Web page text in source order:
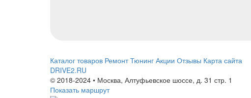
Каталог товаров Ремонт Тюнинг Акции Отзывы Карта сайта
DRIVE2.RU
© 2018-2024 • Москва, Алтуфьевское шоссе, д. 31 стр. 1
Показать маршрут